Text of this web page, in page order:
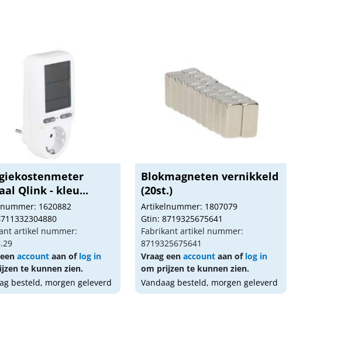
Qlink - kleu...
1620882
artikel nummer:
eenaccount aan of log in
te kunnen zien.
besteld, morgen geleverd
Blokmagneten vernikkeld
(20st.)
Artikelnummer: 1807079
Gtin: 8719325675641
Fabrikant artikel nummer:
8719325675641
Vraag eenaccount aan of log in
om prijzen te kunnen zien.
Vandaag besteld, morgen geleverd